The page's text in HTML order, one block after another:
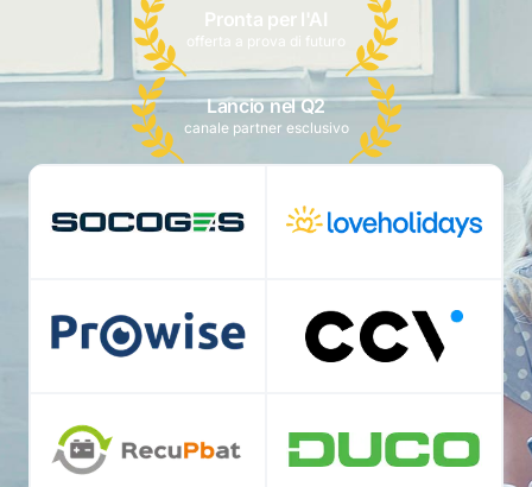
Pronta per l'AI
offerta a prova di futuro
Lancio nel Q2
canale partner esclusivo